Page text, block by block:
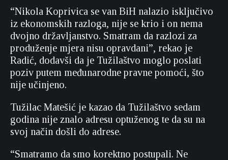
“Nikola Koprivica se van BiH nalazio isključivo
iz ekonomskih razloga, nije se krio i on nema
dvojno državljanstvo. Smatram da razlozi za
produženje mjera nisu opravdani”, rekao je
Radić, dodavši da je Tužilaštvo moglo poslati
poziv putem međunarodne pravne pomoći, što
nije učinjeno.
Tužilac Matešić je kazao da Tužilaštvo sedam
godina nije znalo adresu optuženog te da su na
svoj način došli do adrese.
“Smatramo da smo korektno postupali. Ne